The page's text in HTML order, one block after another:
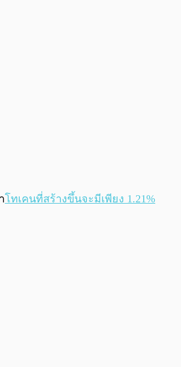
โทเคนที่สร้างขึ้นจะมีเพียง 1.21%